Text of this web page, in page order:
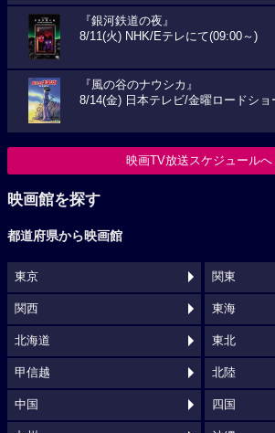
『銀河鉄道の夜』
8/11(火) NHK/Eテレにて(09:00～)
『風の谷のナウシカ』
8/14(金) 日本テレビ/金曜ロードショ
映画TV放送スケジュールへ
映画館を探す
都道府県から映画館
東京 関東
関西 東海
北海道 東北
甲信越 北陸
中国 四国